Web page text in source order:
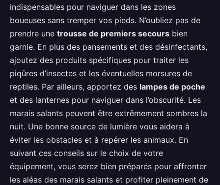
indispensables pour naviguer dans les zones
boueuses sans tremper vos pieds. N’oubliez pas de
prendre une trousse de premiers secours bien
garnie. En plus des pansements et des désinfectants,
ajoutez des produits spécifiques pour traiter les
piqûres d’insectes et les éventuelles morsures de
reptiles. Par ailleurs, apportez des lampes de poche
et des lanternes pour naviguer dans l’obscurité. Les
marais salants peuvent être extrêmement sombres la
nuit. Une bonne source de lumière vous aidera à
éviter les obstacles et à repérer les animaux. En
suivant ces conseils sur le choix de votre
équipement, vous serez bien préparés pour affronter
les aléas des marais salants et profiter pleinement de